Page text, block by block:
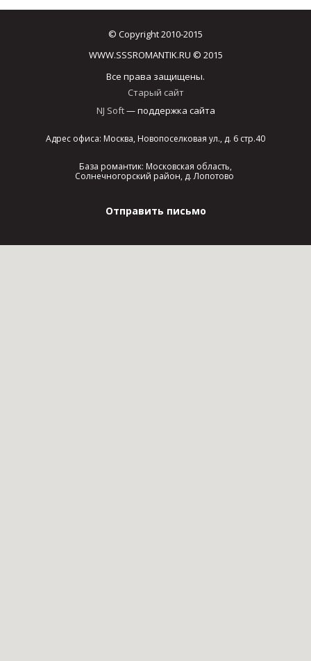
© Copyright 2010-2015
WWW.SSSROMANTIK.RU © 2015
Все права защищены.
Старый сайт
NJ Soft— поддержка сайта
Адрес офиса: Москва, Новопоселковая ул., д. 6 стр.40
База романтик: Московская область,
Солнечногорский район, д. Лопотово
Отправить письмо